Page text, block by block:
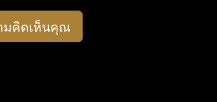
มคิดเห็นคุณ